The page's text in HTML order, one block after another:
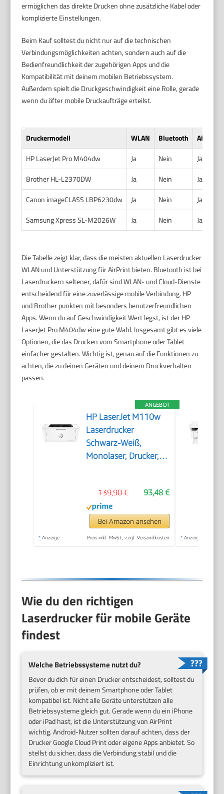
ermöglichen das direkte Drucken ohne zusätzliche Kabel oder
komplizierte Einstellungen.
Beim Kauf solltest du nicht nur auf die technischen
Verbindungsmöglichkeiten achten, sondern auch auf die
Bedienfreundlichkeit der zugehörigen Apps und die
Kompatibilität mit deinem mobilen Betriebssystem.
Außerdem spielt die Druckgeschwindigkeit eine Rolle, gerade
wenn du öfter mobile Druckaufträge erteilst.
Druckermodell WLAN Bluetooth
AirPrint
HP LaserJet Pro M404dw
Ja Nein
Ja
Brother HL-L2370DW
Ja Nein
Ja
Canon imageCLASS LBP6230dw
Ja Nein
Ja
Samsung Xpress SL-M2026W
Ja Nein Ja
Die Tabelle zeigt klar, dass die meisten aktuellen Laserdrucker
WLAN und Unterstützung für AirPrint bieten. Bluetooth ist bei
Laserdruckern seltener, dafür sind WLAN- und Cloud-Dienste
entscheidend für eine zuverlässige mobile Verbindung. HP
und Brother punkten mit besonders benutzerfreundlichen
Apps. Wenn du auf Geschwindigkeit Wert legst, ist der HP
LaserJet Pro M404dw eine gute Wahl. Insgesamt gibt es viele
Optionen, die das Drucken vom Smartphone oder Tablet
einfacher gestalten. Wichtig ist, genau auf die Funktionen zu
achten, die zu deinen Geräten und deinem Druckverhalten
passen.
ANGEBOT
HP LaserJet M110w
Laserdrucker
Schwarz-Weiß,
Monolaser, Drucker,
drucken, Auto-
On/Auto-Off-
Technologie
93,48 €
139,90 €
Bei Amazon ansehen
* Anzeige Preis inkl. MwSt., zzgl. Versandkosten * Anzeige
Wie du den richtigen
Laserdrucker für mobile Geräte
findest
Welche Betriebssysteme nutzt du?
Bevor du dich für einen Drucker entscheidest, solltest du
prüfen, ob er mit deinem Smartphone oder Tablet
kompatibel ist. Nicht alle Geräte unterstützen alle
Betriebssysteme gleich gut. Gerade wenn du ein iPhone
oder iPad hast, ist die Unterstützung von AirPrint
wichtig. Android-Nutzer sollten darauf achten, dass der
Drucker Google Cloud Print oder eigene Apps anbietet. So
stellst du sicher, dass die Verbindung stabil und die
Einrichtung unkompliziert ist.